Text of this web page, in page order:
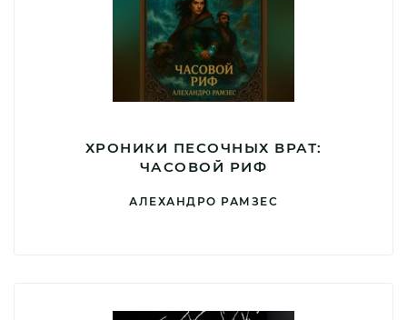
ХРОНИКИ ПЕСОЧНЫХ ВРАТ:
ЧАСОВОЙ РИФ
АЛЕХАНДРО РАМЗЕС